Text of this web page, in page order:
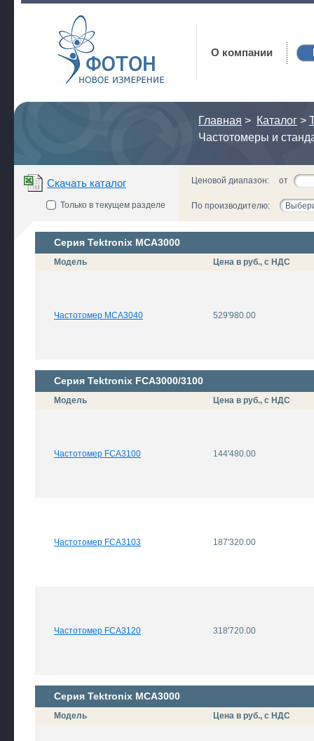
Фотон
О компании
Главная > Каталог >
Частотомеры и
Скачать каталог
Только в текущем разделе
Ценовой диапазон: от
По производителю:
Серия Tektronix MCA3000
Модель Цена в руб., с НДС
Частотомер MCA3040 529'980.00
Серия Tektronix FCA3000/3100
Модель Цена в руб., с НДС
Частотомер FCA3100 144'480.00
Частотомер FCA3103 187'320.00
Частотомер FCA3120 318'720.00
Серия Tektronix MCA3000
Модель Цена в руб., с НДС